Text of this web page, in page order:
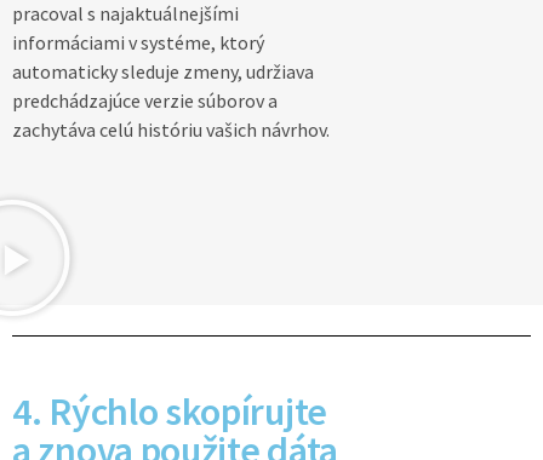
pracoval s najaktuálnejšími
informáciami v systéme, ktorý
automaticky sleduje zmeny, udržiava
predchádzajúce verzie súborov a
zachytáva celú históriu vašich návrhov.
4. Rýchlo skopírujte
a znova použite dáta